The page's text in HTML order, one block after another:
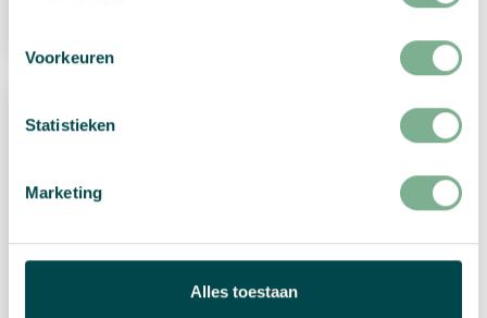
Voorkeuren
Statistieken
Marketing
Alles toestaan